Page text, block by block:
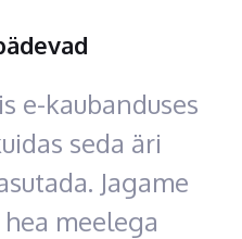
e-kaubanduses
seda äri
Jagame
meelega